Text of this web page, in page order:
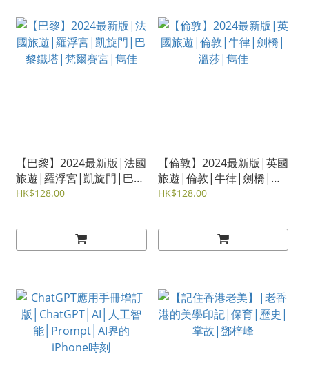
【巴黎】2024最新版|法國
旅遊|羅浮宮|凱旋門|巴黎
鐵塔|梵爾賽宮|雋佳
HK$128.00
【倫敦】2024最新版|英國
旅遊|倫敦|牛律|劍橋|溫
莎|雋佳
HK$128.00